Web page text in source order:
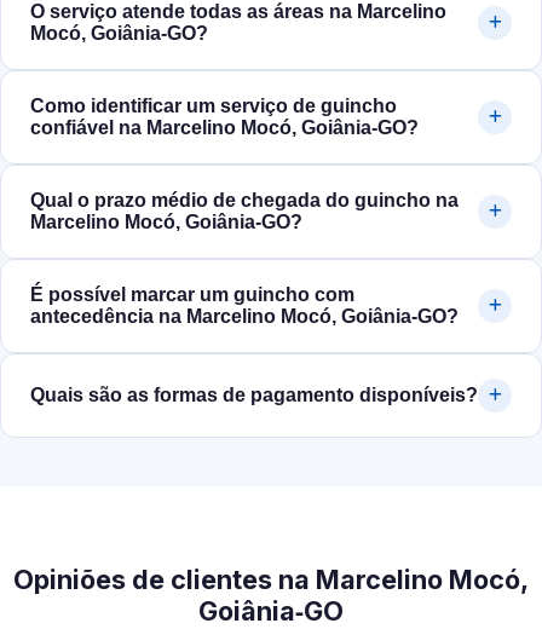
O serviço atende todas as áreas na Marcelino
Mocó, Goiânia‑GO?
Como identificar um serviço de guincho
confiável na Marcelino Mocó, Goiânia‑GO?
Qual o prazo médio de chegada do guincho na
Marcelino Mocó, Goiânia‑GO?
É possível marcar um guincho com
antecedência na Marcelino Mocó, Goiânia‑GO?
Quais são as formas de pagamento disponíveis?
Opiniões de clientes na Marcelino Mocó,
Goiânia‑GO